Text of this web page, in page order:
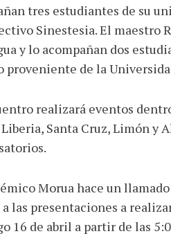
tres estudiantes de su
Sinestesia. El maestro
y lo acompañan dos
proveniente de la
realizará eventos
Liberia, Santa Cruz, Limón y
Morua hace un
a las presentaciones a
16 de abril a partir de las